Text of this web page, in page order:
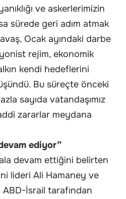
ve askerlerimizin
sürede geri adım atmak
Ocak ayındaki darbe
rejim, ekonomik
kendi hedeflerini
Bu süreçte önceki
sayıda vatandaşımız
zararlar meydana
ediyor”
devam ettiğini belirten
lideri Ali Hamaney ve
İsrail tarafından